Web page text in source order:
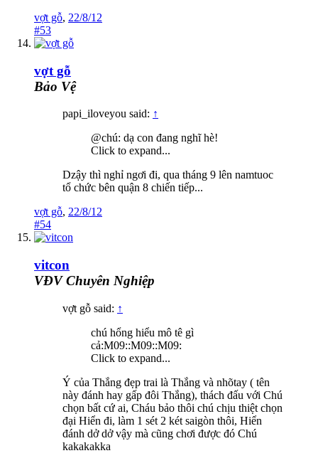
vợt gỗ, 22/8/12
#53
vợt gỗ
Bảo Vệ
papi_iloveyou said: ↑
@chú: dạ con đang nghĩ hè!
Click to expand...
Dzậy thì nghỉ ngơi đi, qua tháng 9 lên namtuoc
tổ chức bên quận 8 chiến tiếp...
vợt gỗ, 22/8/12
#54
vitcon
VĐV Chuyên Nghiệp
vợt gỗ said: ↑
chú hổng hiểu mô tê gì
cả:M09::M09::M09:
Click to expand...
Ý của Thắng đẹp trai là Thắng và nhõtay ( tên
này đánh hay gấp đôi Thắng), thách đấu với Chú
chọn bất cứ ai, Cháu bảo thôi chú chịu thiệt chọn
đại Hiển đi, làm 1 sét 2 két saigòn thôi, Hiển
đánh dở dở vậy mà cũng chơi được đó Chú
kakakakka